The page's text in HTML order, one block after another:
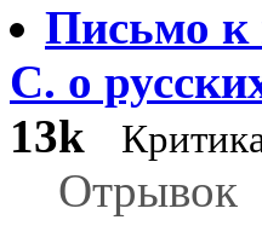
Письмо
С. о
13k
Отрывок